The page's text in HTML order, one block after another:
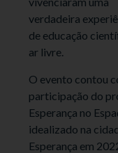
verdadeira
de educação
ar livre.
O evento contou
participação do
Esperança no
idealizado na
Esperança em